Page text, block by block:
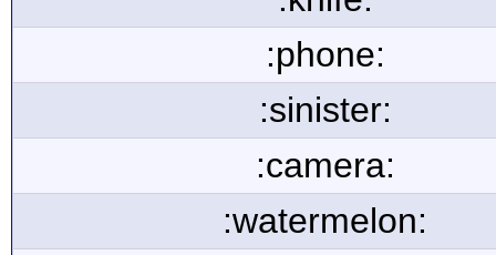
:phone:
:sinister:
:camera:
:watermelon: